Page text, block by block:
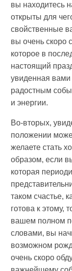
вы находитесь
открыты для
свойственные
вы очень скоро
которое в
настоящий
увиденная вами
радостным
и энергии.
Во-вторых,
положении
желаете стать
образом, если
которая
таком счастье,
готова к этому,
вашем полном
словами, вы
возможном
очень скоро